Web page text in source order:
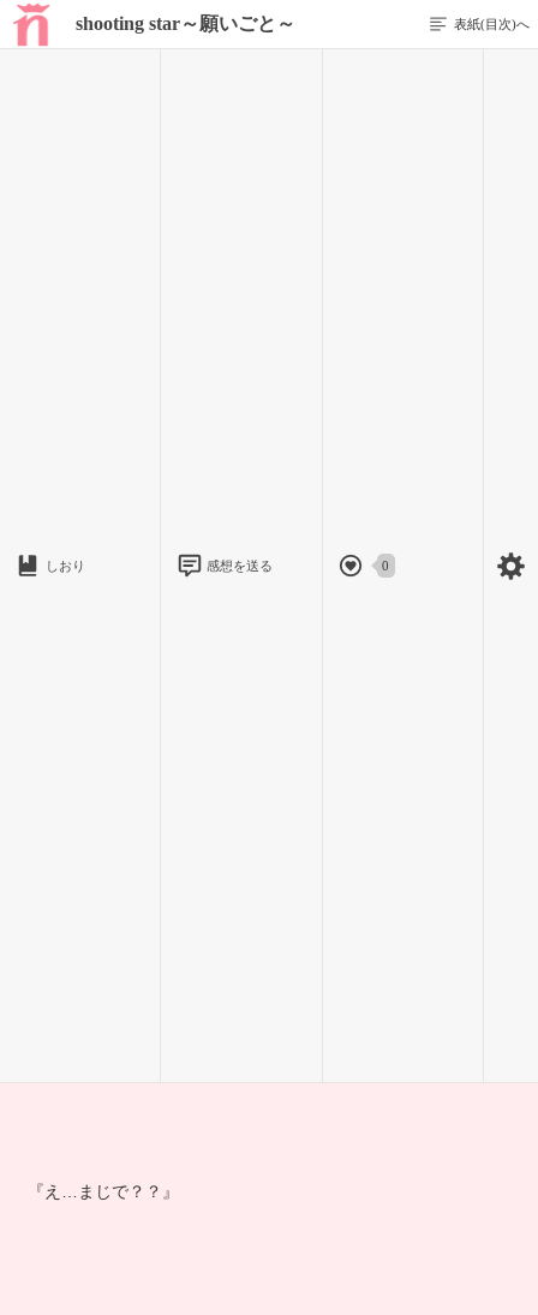
shooting star～願いごと～ 表紙(目次)へ
しおり 感想を送る 0
前のページを表示する
『え…まじで？？』